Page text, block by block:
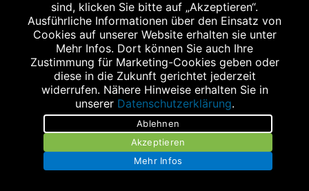
ST. ULRICH APOTHEKE
Reichenbacher Straße 3
89264 Weißenhorn
Tel.: 073095200
Fax: 073093059
info@st-ulrich-apotheke.de
sind, klicken Sie bitte auf „Akzeptieren“.
Ausführliche Informationen über den Einsatz von
Cookies auf unserer Website erhalten sie unter
Mehr Infos. Dort können Sie auch Ihre
Zustimmung für Marketing-Cookies geben oder
diese in die Zukunft gerichtet jederzeit
widerrufen. Nähere Hinweise erhalten Sie in
unserer Datenschutzerklärung.
Ablehnen
Akzeptieren
Mehr Infos